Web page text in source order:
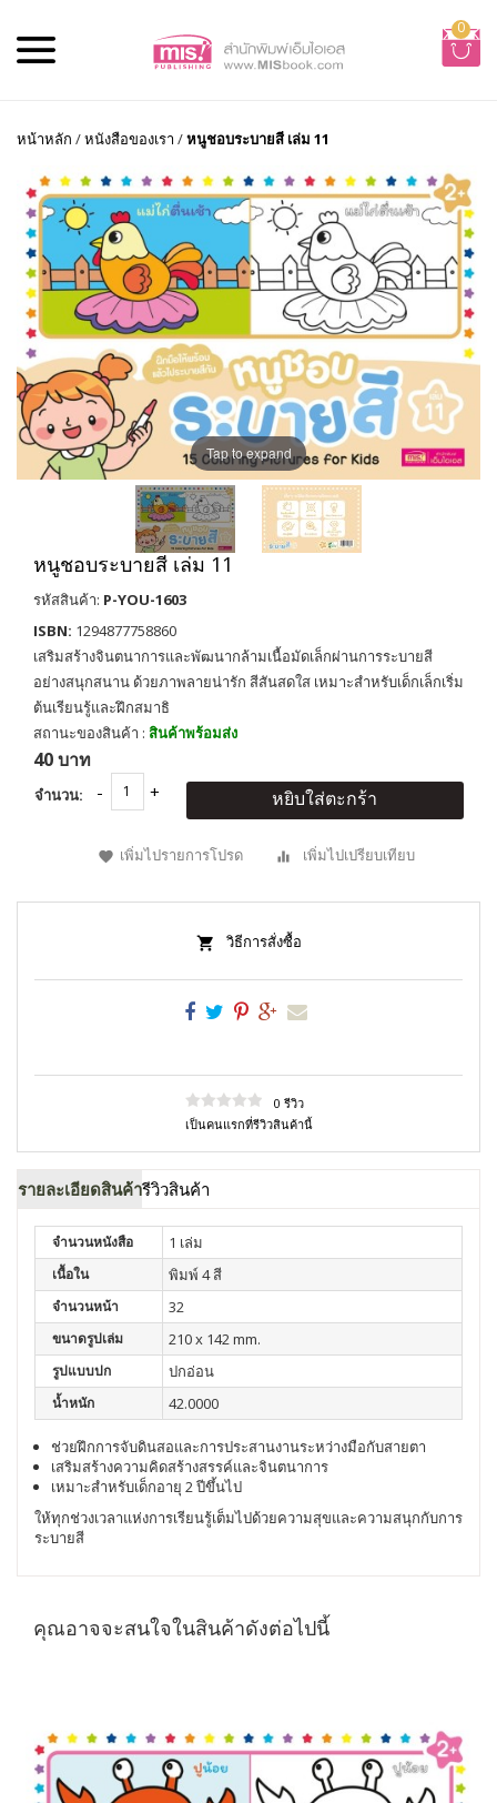
0
หน้าหลัก /หนังสือของเรา /หนูชอบระบายสี เล่ม 11
Tap to expand
หนูชอบระบายสี เล่ม 11
รหัสสินค้า: P-YOU-1603
ISBN: 1294877758860
เสริมสร้างจินตนาการและพัฒนากล้ามเนื้อมัดเล็กผ่านการระบายสี
อย่างสนุกสนาน ด้วยภาพลายน่ารัก สีสันสดใส เหมาะสำหรับเด็กเล็กเริ่ม
ต้นเรียนรู้และฝึกสมาธิ
สถานะของสินค้า : สินค้าพร้อมส่ง
40 บาท
จำนวน: หยิบใส่ตะกร้า
เพิ่มไปรายการโปรด เพิ่มไปเปรียบเทียบ
วิธีการสั่งซื้อ
0 รีวิว
เป็นคนแรกที่รีวิวสินค้านี้
รายละเอียดสินค้ารีวิวสินค้า
จำนวนหนังสือ 1 เล่ม
เนื้อใน พิมพ์ 4 สี
จำนวนหน้า 32
ขนาดรูปเล่ม 210 x 142 mm.
รูปแบบปก ปกอ่อน
น้ำหนัก 42.0000
ช่วยฝึกการจับดินสอและการประสานงานระหว่างมือกับสายตา
เสริมสร้างความคิดสร้างสรรค์และจินตนาการ
เหมาะสำหรับเด็กอายุ 2 ปีขึ้นไป
ให้ทุกช่วงเวลาแห่งการเรียนรู้เต็มไปด้วยความสุขและความสนุกกับการ
ระบายสี
คุณอาจจะสนใจในสินค้าดังต่อไปนี้